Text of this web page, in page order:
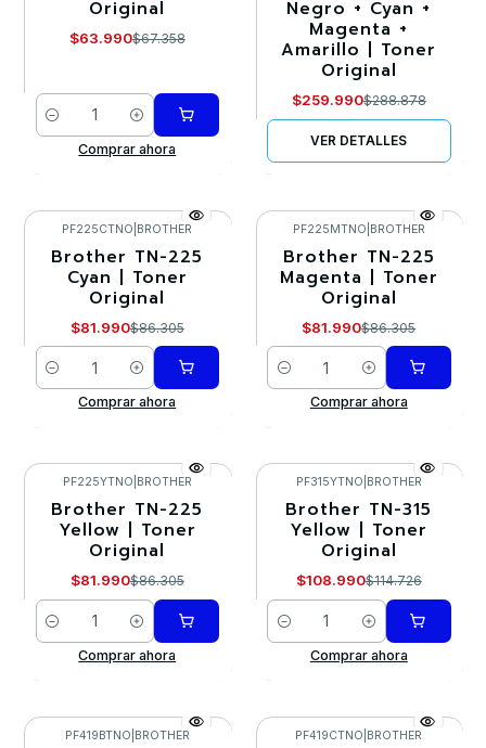
Original
$63.990$67.358
Cantidad
Comprar ahora
Agotado
Negro + Cyan +
Magenta +
Amarillo | Toner
Original
$259.990$288.878
VER DETALLES
-5%
PF225CTNO BROTHER
Brother TN-225
Cyan | Toner
Original
$81.990$86.305
Cantidad
Comprar ahora
-5%
PF225MTNO BROTHER
Brother TN-225
Magenta | Toner
Original
$81.990$86.305
Cantidad
Comprar ahora
-5%
PF225YTNO BROTHER
Brother TN-225
Yellow | Toner
Original
$81.990$86.305
Cantidad
Comprar ahora
-5%
PF315YTNO BROTHER
Brother TN-315
Yellow | Toner
Original
$108.990$114.726
Cantidad
Comprar ahora
PF419BTNO BROTHER PF419CTNO BROTHER